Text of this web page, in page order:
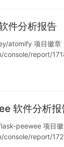
件分析报告
atomify 项目徽
report/
软件分析报
peewee 项目
console/report/